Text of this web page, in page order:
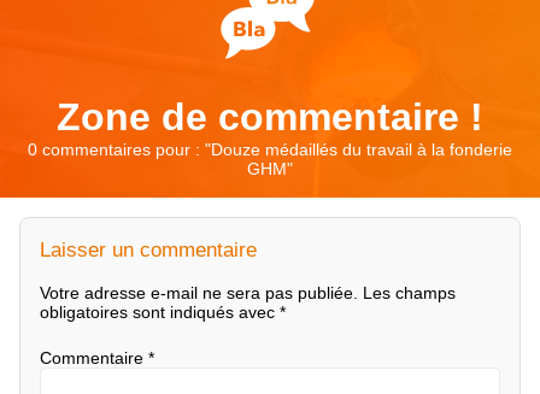
Zone de commentaire !
0 commentaires pour : "Douze médaillés du travail à la fonderie
GHM"
Laisser un commentaire
Votre adresse e-mail ne sera pas publiée. Les champs
obligatoires sont indiqués avec *
Commentaire *